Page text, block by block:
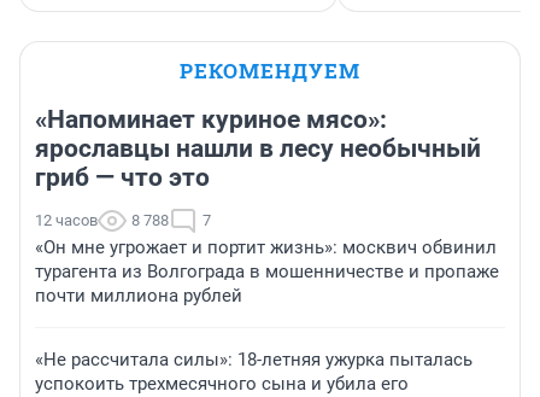
РЕКОМЕНДУЕМ
«Напоминает куриное мясо»:
ярославцы нашли в лесу необычный
гриб — что это
12 часов 8 788 7
«Он мне угрожает и портит жизнь»: москвич обвинил
турагента из Волгограда в мошенничестве и пропаже
почти миллиона рублей
«Не рассчитала силы»: 18-летняя ужурка пыталась
успокоить трехмесячного сына и убила его